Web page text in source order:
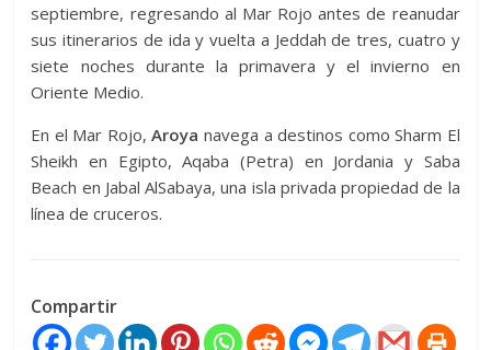
septiembre, regresando al Mar Rojo antes de reanudar
sus itinerarios de ida y vuelta a Jeddah de tres, cuatro y
siete noches durante la primavera y el invierno en
Oriente Medio.
En el Mar Rojo,Aroya navega a destinos como Sharm El
Sheikh en Egipto, Aqaba (Petra) en Jordania y Saba
Beach en Jabal AlSabaya, una isla privada propiedad de la
línea de cruceros.
Compartir